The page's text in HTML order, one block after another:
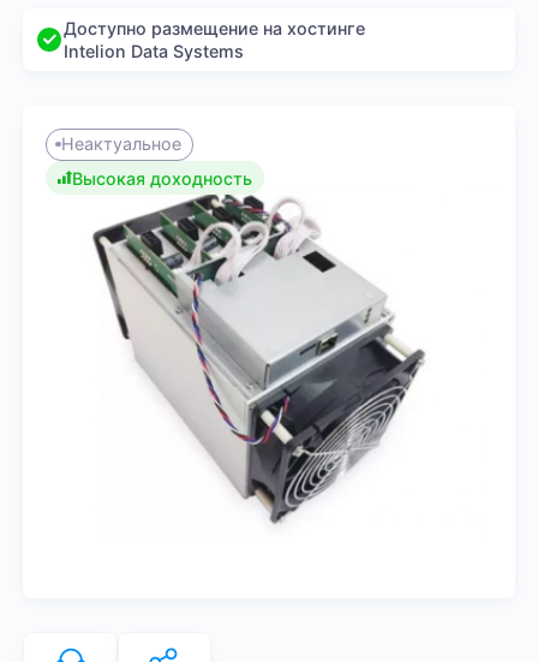
Доступно размещение на хостинге
Intelion Data Systems
Неактуальное
Высокая доходность